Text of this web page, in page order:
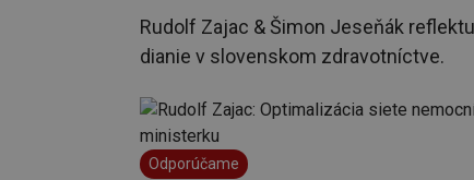
Rudolf Zajac & Šimon Jeseňák
dianie v slovenskom zdravotníctve.
Odporúčame